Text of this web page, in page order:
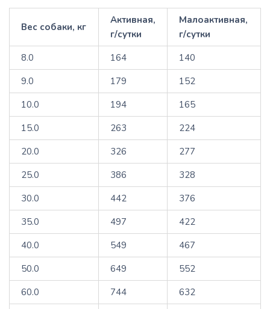
Вес собаки, кг
Активная,
г/сутки
Малоактивная,
г/сутки
8.0
164
140
9.0
179
152
10.0
194
165
15.0
263
224
20.0
326
277
25.0
386
328
30.0
442
376
35.0
497
422
40.0
549
467
50.0
649
552
60.0
744
632